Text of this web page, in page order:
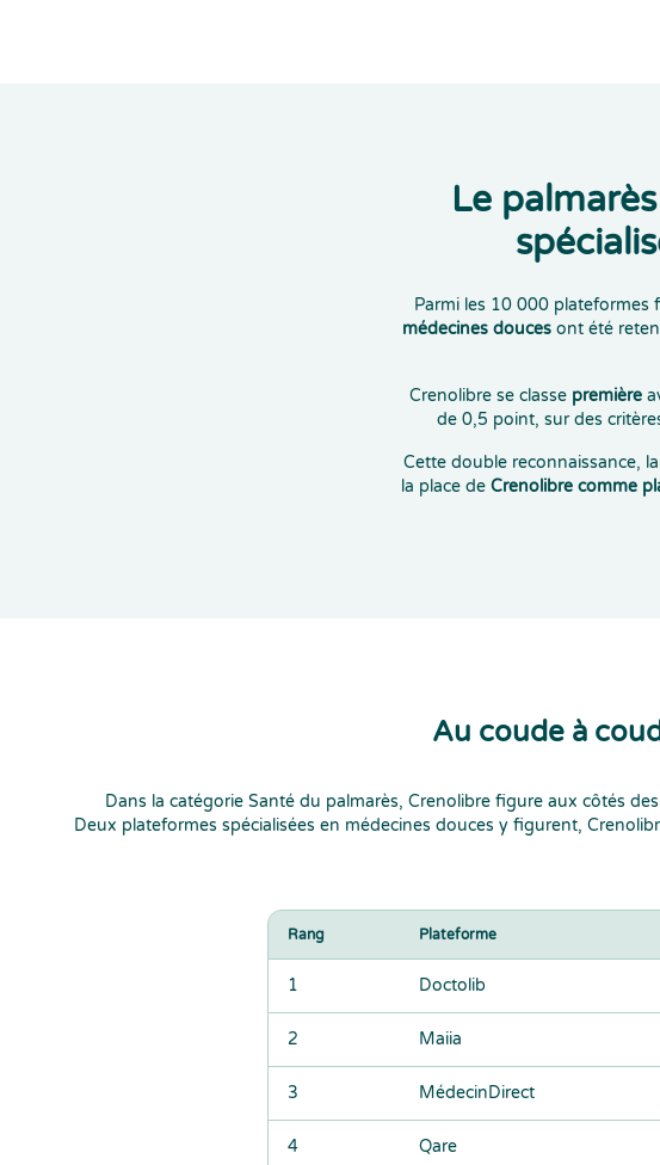
Le
Parmi les 10 000 plateformes
médecines doucesont été
Crenolibre se classe première
de 0,5 point, sur des
Cette double reconnaissance,
la place de Crenolibre comme
Au coude à
Dans la catégorie Santé du palmarès, Crenolibre figure aux côtés
Deux plateformes spécialisées en médecines douces y figurent,
Rang Plateforme
1 Doctolib
2 Maiia
3 MédecinDirect
4 Qare